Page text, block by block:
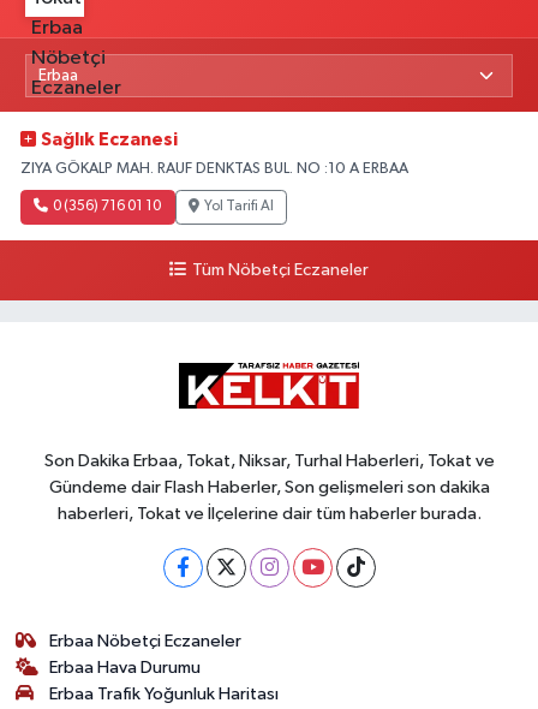
Sağlık Eczanesi
ZIYA GÖKALP MAH. RAUF DENKTAS BUL. NO :10 A ERBAA
0 (356) 716 01 10 Yol Tarifi Al
Tüm Nöbetçi Eczaneler
Son Dakika Erbaa, Tokat, Niksar, Turhal Haberleri, Tokat ve
Gündeme dair Flash Haberler, Son gelişmeleri son dakika
haberleri, Tokat ve İlçelerine dair tüm haberler burada.
Erbaa Nöbetçi Eczaneler
Erbaa Hava Durumu
Erbaa Trafik Yoğunluk Haritası